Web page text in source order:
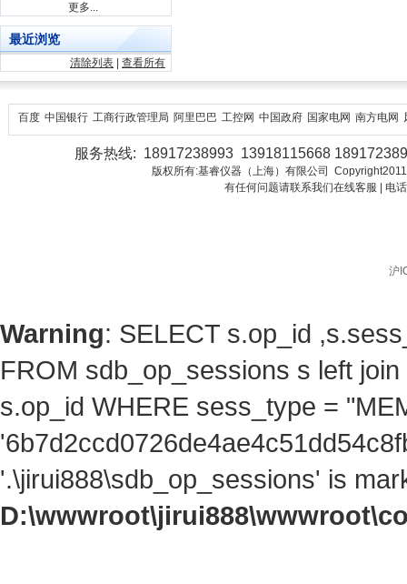
更多...
最近浏览
清除列表 查看所有
百度 中国银行 工商行政管理局 阿里巴巴 工控网 中国政府 国家电网 南方电网
服务热线: 18917238993 13918115668
版权所有:基睿仪器（上海）有限公司
有任何问题请联系我们在线客服 | 电
沪
Warning: SELECT s.op_id
FROM sdb_op_sessions s left
s.op_id WHERE sess_type =
'.\jirui888\sdb_op_sessions' is